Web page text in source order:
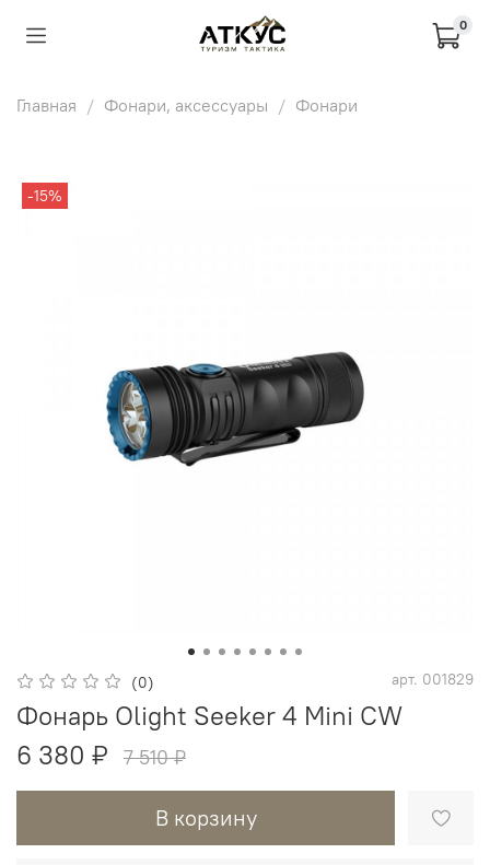
0
Главная Фонари, аксессуары Фонари
-15%
(0) арт. 001829
Фонарь Olight Seeker 4 Mini CW
6 380 ₽
7 510 ₽
В корзину